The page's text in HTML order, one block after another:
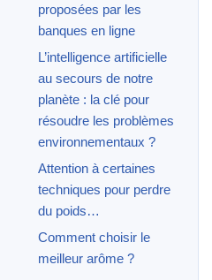
proposées par les
banques en ligne
L’intelligence artificielle
au secours de notre
planète : la clé pour
résoudre les problèmes
environnementaux ?
Attention à certaines
techniques pour perdre
du poids…
Comment choisir le
meilleur arôme ?